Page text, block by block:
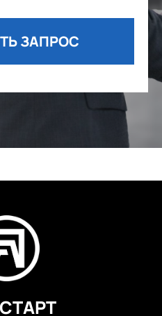
ЗАПРОС